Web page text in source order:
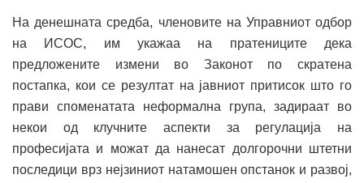
На денешната средба, членовите на Управниот одбор
на ИСОС, им укажаа на пратениците дека
предложените измени во Законот по скратена
постапка, кои се резултат на јавниот притисок што го
прави споменатата неформална група, задираат во
некои од клучните аспекти за регулација на
професијата и можат да нанесат долгорочни штетни
последици врз нејзиниот натамошен опстанок и развој,